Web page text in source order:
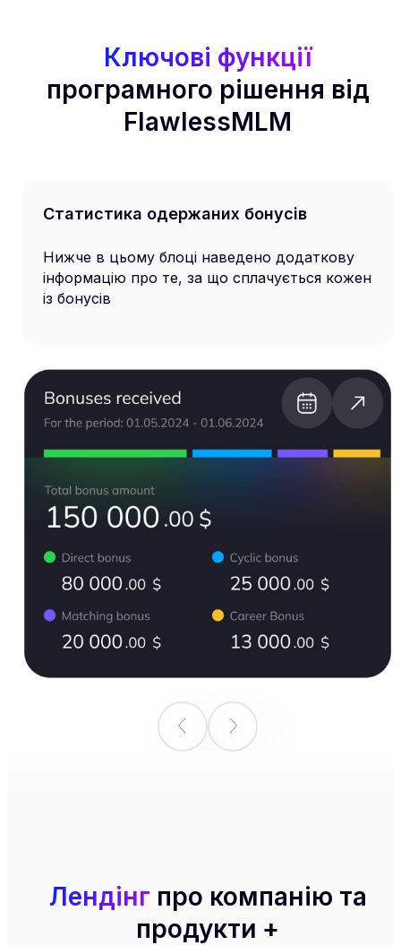
Ключові функції
програмного рішення від
FlawlessMLM
Статистика одержаних бонусів
Нижче в цьому блоці наведено додаткову
інформацію про те, за що сплачується кожен
із бонусів
Лендінг про компанію та
продукти +